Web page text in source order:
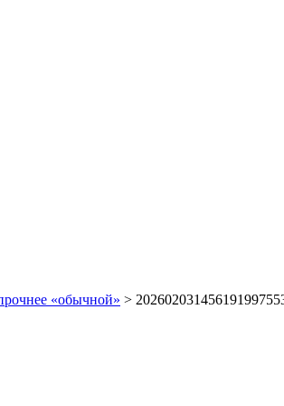
«обычной» >